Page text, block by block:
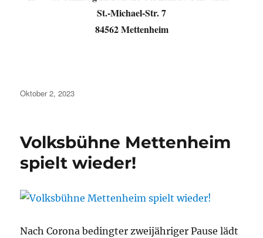
St.-Michael-Str. 7
84562 Mettenheim
Veröffentlicht
Oktober 2, 2023
Volksbühne Mettenheim
spielt wieder!
Nach Corona bedingter zweijähriger Pause lädt